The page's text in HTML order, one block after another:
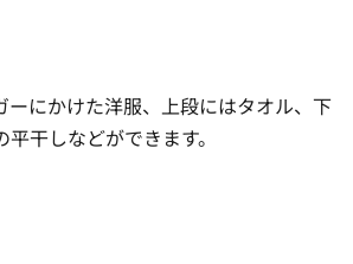
にかけた洋服、上段にはタオル、下
干しなどができます。